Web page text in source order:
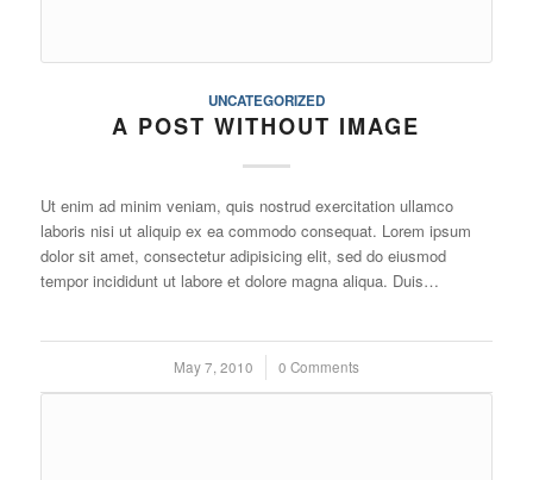
UNCATEGORIZED
A POST WITHOUT IMAGE
Ut enim ad minim veniam, quis nostrud exercitation ullamco
laboris nisi ut aliquip ex ea commodo consequat. Lorem ipsum
dolor sit amet, consectetur adipisicing elit, sed do eiusmod
tempor incididunt ut labore et dolore magna aliqua. Duis…
May 7, 2010
/ 0 Comments